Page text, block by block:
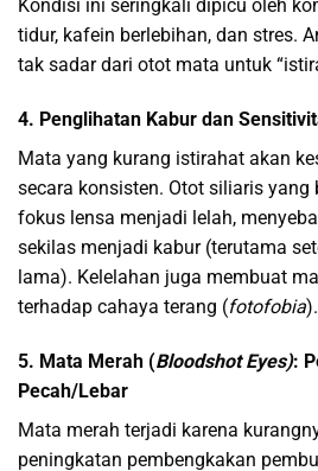
Kondisi ini seringkali dipicu oleh
tidur, kafein berlebihan, dan stres.
tak sadar dari otot mata untuk
4. Penglihatan Kabur dan
Mata yang kurang istirahat akan
secara konsisten. Otot siliaris yang
fokus lensa menjadi lelah,
sekilas menjadi kabur (terutama
lama). Kelelahan juga membuat
terhadap cahaya terang (fotofobia).
5. Mata Merah (Bloodshot Eyes):
Pecah/Lebar
Mata merah terjadi karena
peningkatan pembengkakan